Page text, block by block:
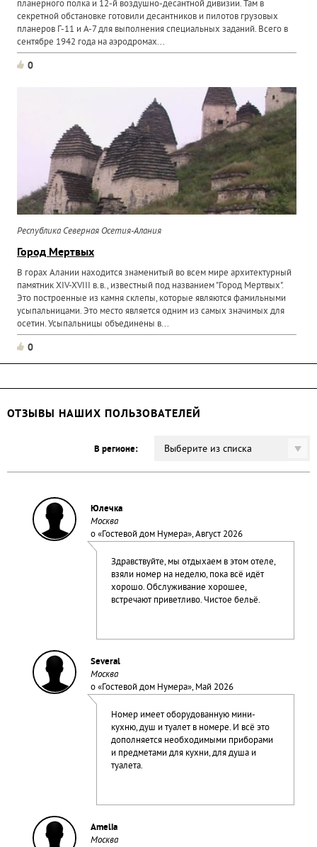
планерного полка и 12-й воздушно-десантной дивизии. Там в
секретной обстановке готовили десантников и пилотов грузовых
планеров Г-11 и А-7 для выполнения специальных заданий. Всего в
сентябре 1942 года на аэродромах...
0
Республика Северная Осетия-Алания
Город Мертвых
В горах Алании находится знаменитый во всем мире архитектурный
памятник XIV-XVIII в.в., известный под названием "Город Мертвых".
Это построенные из камня склепы, которые являются фамильными
усыпальницами. Это место является одним из самых значимых для
осетин. Усыпальницы объединены в...
0
ОТЗЫВЫ НАШИХ ПОЛЬЗОВАТЕЛЕЙ
В регионе: Выберите из списка
Юлечка
Москва
о «Гостевой дом Нумера», Август 2026
Здравствуйте, мы отдыхаем в этом отеле,
взяли номер на неделю, пока всё идёт
хорошо. Обслуживание хорошее,
встречают приветливо. Чистое бельё.
Several
Москва
о «Гостевой дом Нумера», Май 2026
Номер имеет оборудованную мини-
кухню, душ и туалет в номере. И всё это
дополняется необходимыми приборами
и предметами для кухни, для душа и
туалета.
Amelia
Москва